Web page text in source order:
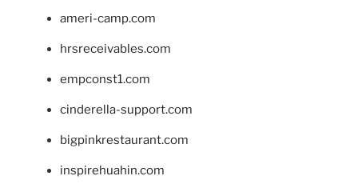
ameri-camp.com
hrsreceivables.com
empconst1.com
cinderella-support.com
bigpinkrestaurant.com
inspirehuahin.com